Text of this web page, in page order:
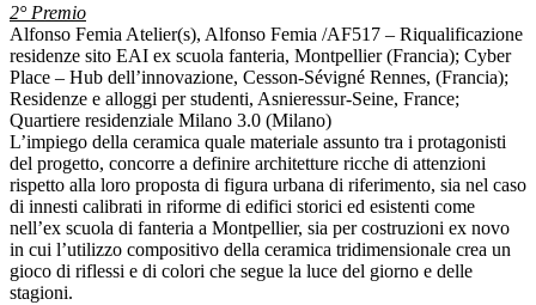
2° Premio
Alfonso Femia Atelier(s), Alfonso Femia /AF517 – Riqualificazione
residenze sito EAI ex scuola fanteria, Montpellier (Francia); Cyber
Place – Hub dell’innovazione, Cesson-Sévigné Rennes, (Francia);
Residenze e alloggi per studenti, Asnieressur-Seine, France;
Quartiere residenziale Milano 3.0 (Milano)
L’impiego della ceramica quale materiale assunto tra i protagonisti
del progetto, concorre a definire architetture ricche di attenzioni
rispetto alla loro proposta di figura urbana di riferimento, sia nel caso
di innesti calibrati in riforme di edifici storici ed esistenti come
nell’ex scuola di fanteria a Montpellier, sia per costruzioni ex novo
in cui l’utilizzo compositivo della ceramica tridimensionale crea un
gioco di riflessi e di colori che segue la luce del giorno e delle
stagioni.